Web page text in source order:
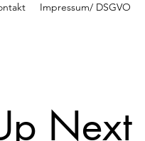
Impressum/ DSGVO
Next